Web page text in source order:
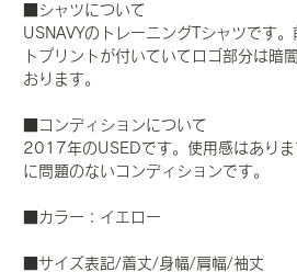
■シャツについて
USNAVYのトレーニングTシャツです
トプリントが付いていてロゴ部分は暗
おります。
■コンディションについて
2017年のUSEDです。使用感はあり
に問題のないコンディションです。
■カラー：イエロー
■サイズ表記/着丈/身幅/肩幅/袖丈